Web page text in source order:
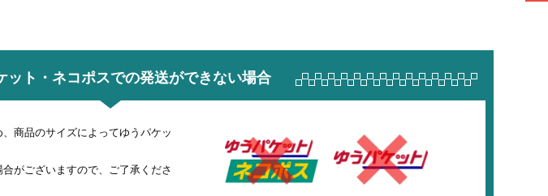
ット・ネコポスでの発送ができない場合
商品のサイズによってゆうパケッ
がございますので、ご了承くださ